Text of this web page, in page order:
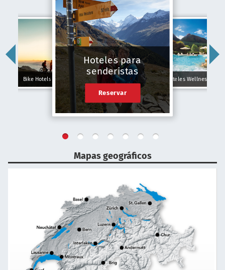
Bike Hotels
Hoteles para
senderistas
Reservar
Hoteles Wellness
Mapas geográficos